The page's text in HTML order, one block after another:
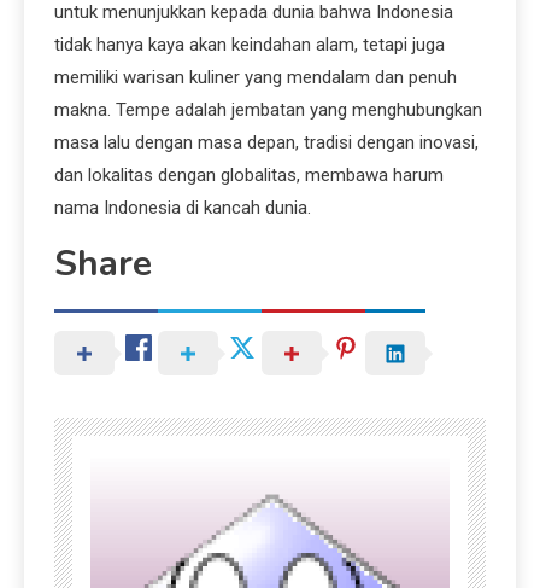
untuk menunjukkan kepada dunia bahwa Indonesia
tidak hanya kaya akan keindahan alam, tetapi juga
memiliki warisan kuliner yang mendalam dan penuh
makna. Tempe adalah jembatan yang menghubungkan
masa lalu dengan masa depan, tradisi dengan inovasi,
dan lokalitas dengan globalitas, membawa harum
nama Indonesia di kancah dunia.
Share